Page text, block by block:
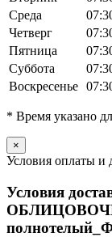
Среда
Четверг
Пятница
Суббота
Воскресенье
* Время указано
×
Условия оплаты и
Условия